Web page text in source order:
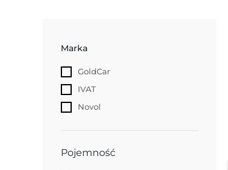
Marka
GoldCar
IVAT
Novol
Pojemność